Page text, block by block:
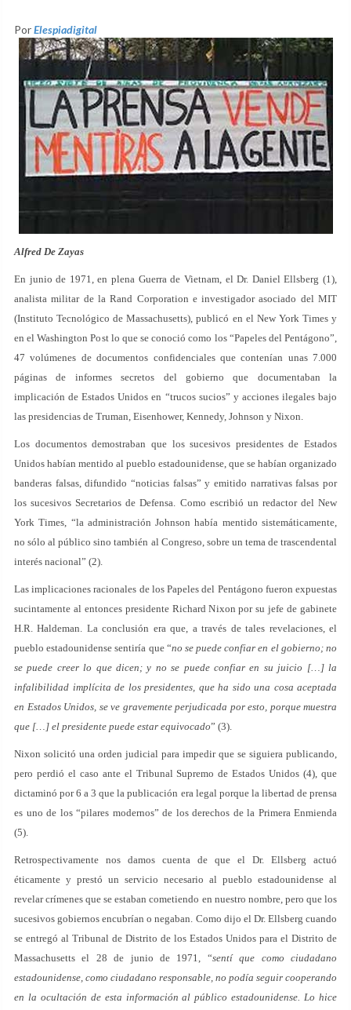
PorElespiadigital
Alfred De Zayas
En junio de 1971, en plena Guerra de Vietnam, el Dr. Daniel Ellsberg (1),
analista militar de la Rand Corporation e investigador asociado del MIT
(Instituto Tecnológico de Massachusetts), publicó en el New York Times y
en el Washington Post lo que se conoció como los “Papeles del Pentágono”,
47 volúmenes de documentos confidenciales que contenían unas 7.000
páginas de informes secretos del gobierno que documentaban la
implicación de Estados Unidos en “trucos sucios” y acciones ilegales bajo
las presidencias de Truman, Eisenhower, Kennedy, Johnson y Nixon.
Los documentos demostraban que los sucesivos presidentes de Estados
Unidos habían mentido al pueblo estadounidense, que se habían organizado
banderas falsas, difundido “noticias falsas” y emitido narrativas falsas por
los sucesivos Secretarios de Defensa. Como escribió un redactor del New
York Times, “la administración Johnson había mentido sistemáticamente,
no sólo al público sino también al Congreso, sobre un tema de trascendental
interés nacional” (2).
Las implicaciones racionales de los Papeles del Pentágono fueron expuestas
sucintamente al entonces presidente Richard Nixon por su jefe de gabinete
H.R. Haldeman. La conclusión era que, a través de tales revelaciones, el
pueblo estadounidense sentiría que “no se puede confiar en el gobierno; no
se puede creer lo que dicen; y no se puede confiar en su juicio […] la
infalibilidad implícita de los presidentes, que ha sido una cosa aceptada
en Estados Unidos, se ve gravemente perjudicada por esto, porque muestra
que […] el presidente puede estar equivocado” (3).
Nixon solicitó una orden judicial para impedir que se siguiera publicando,
pero perdió el caso ante el Tribunal Supremo de Estados Unidos (4), que
dictaminó por 6 a 3 que la publicación era legal porque la libertad de prensa
es uno de los “pilares modernos” de los derechos de la Primera Enmienda
(5).
Retrospectivamente nos damos cuenta de que el Dr. Ellsberg actuó
éticamente y prestó un servicio necesario al pueblo estadounidense al
revelar crímenes que se estaban cometiendo en nuestro nombre, pero que los
sucesivos gobiernos encubrían o negaban. Como dijo el Dr. Ellsberg cuando
se entregó al Tribunal de Distrito de los Estados Unidos para el Distrito de
Massachusetts el 28 de junio de 1971, “sentí que como ciudadano
estadounidense, como ciudadano responsable, no podía seguir cooperando
en la ocultación de esta información al público estadounidense. Lo hice